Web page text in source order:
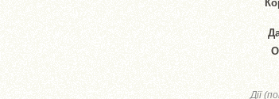
Дії